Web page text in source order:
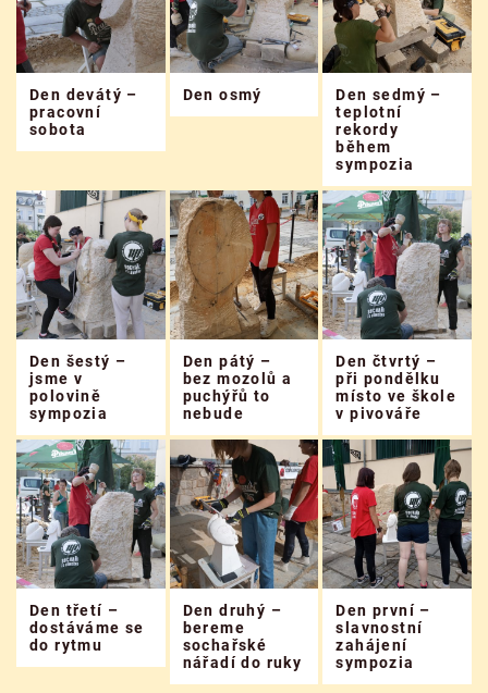
Den devátý –
pracovní
sobota
Den osmý
Den sedmý –
teplotní
rekordy
během
sympozia
Den šestý –
jsme v
polovině
sympozia
Den pátý –
bez mozolů a
puchýřů to
nebude
Den čtvrtý –
při pondělku
místo ve škole
v pivováře
Den třetí –
dostáváme se
do rytmu
Den druhý –
bereme
sochařské
nářadí do ruky
Den první –
slavnostní
zahájení
sympozia